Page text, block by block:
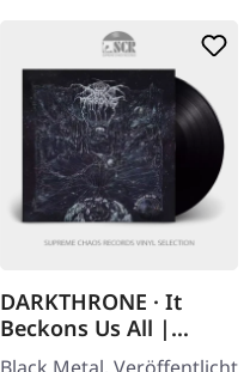
DARKTHRONE · It
Beckons Us All |
BLACK LP